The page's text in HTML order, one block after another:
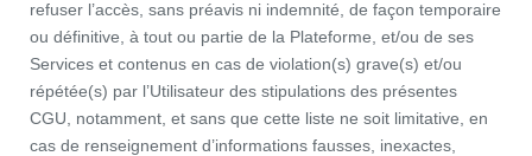
refuser l’accès, sans préavis ni indemnité, de façon temporaire
ou définitive, à tout ou partie de la Plateforme, et/ou de ses
Services et contenus en cas de violation(s) grave(s) et/ou
répétée(s) par l’Utilisateur des stipulations des présentes
CGU, notamment, et sans que cette liste ne soit limitative, en
cas de renseignement d’informations fausses, inexactes,